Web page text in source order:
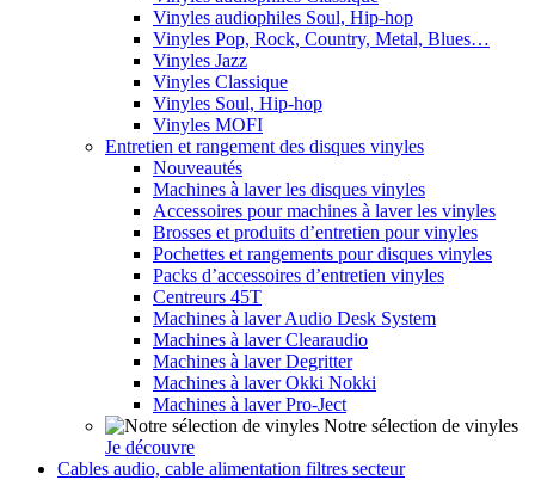
Vinyles audiophiles Soul, Hip-hop
Vinyles Pop, Rock, Country, Metal, Blues…
Vinyles Jazz
Vinyles Classique
Vinyles Soul, Hip-hop
Vinyles MOFI
Entretien et rangement des disques vinyles
Nouveautés
Machines à laver les disques vinyles
Accessoires pour machines à laver les vinyles
Brosses et produits d’entretien pour vinyles
Pochettes et rangements pour disques vinyles
Packs d’accessoires d’entretien vinyles
Centreurs 45T
Machines à laver Audio Desk System
Machines à laver Clearaudio
Machines à laver Degritter
Machines à laver Okki Nokki
Machines à laver Pro-Ject
Notre sélection de vinyles
Je découvre
Cables audio, cable alimentation filtres secteur